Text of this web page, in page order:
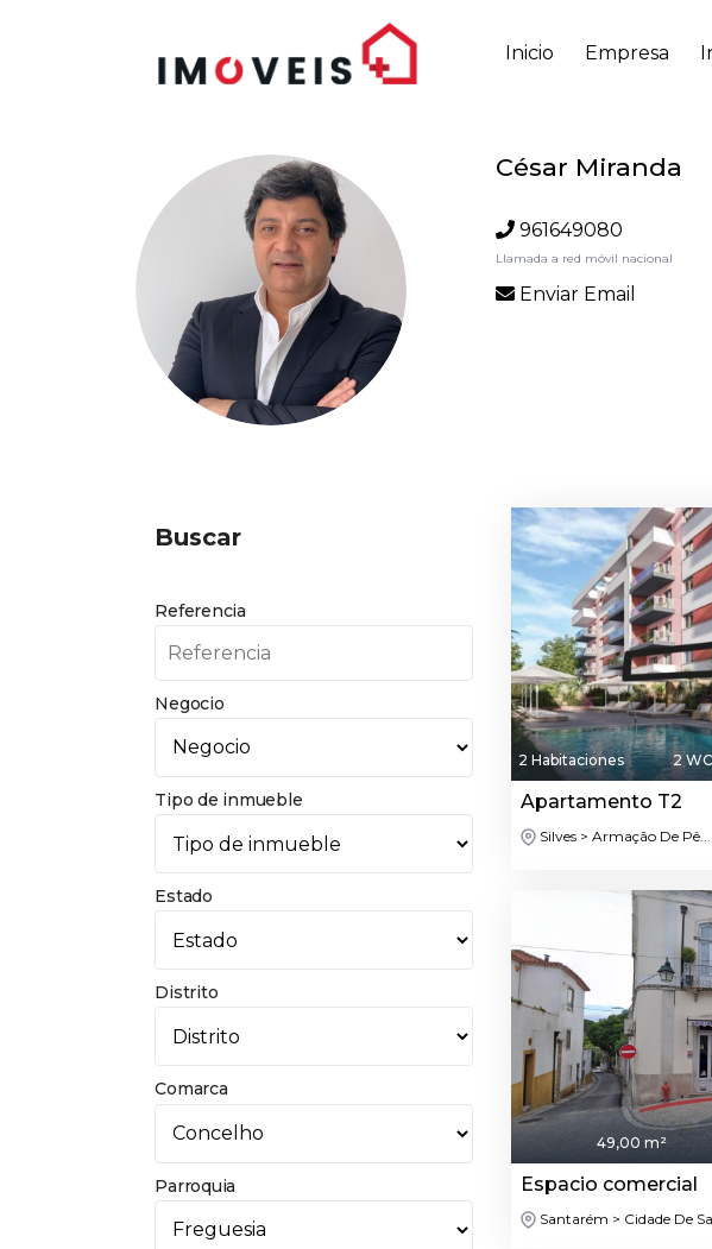
Inicio Empresa
César Miranda
961649080
Llamada a red móvil nacional
Enviar Email
Buscar
Referencia
Negocio
Tipo de inmueble
Estado
Distrito
Comarca
Parroquia
2 Habitaciones 2 WC
Apartamento T2
Silves > Armação De Pê...
49,00 m²
Espacio comercial
Santarém > Cidade De